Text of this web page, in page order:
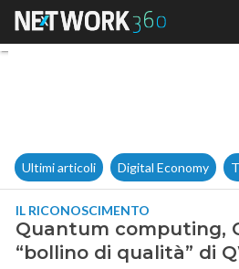
Ultimi articoli Digital Economy
IL RICONOSCIMENTO
Quantum computing,
“bollino di qualità” di